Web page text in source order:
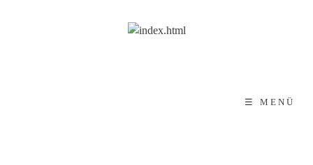
☰ MENÜ